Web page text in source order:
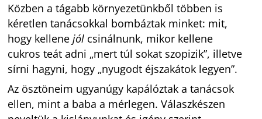
Közben a tágabb környezetünkből többen is
kéretlen tanácsokkal bombáztak minket: mit,
hogy kellenejól csinálnunk, mikor kellene
cukros teát adni „mert túl sokat szopizik”, illetve
sírni hagyni, hogy „nyugodt éjszakátok legyen”.
Az ösztöneim ugyanúgy kapálóztak a tanácsok
ellen, mint a baba a mérlegen. Válaszkészen